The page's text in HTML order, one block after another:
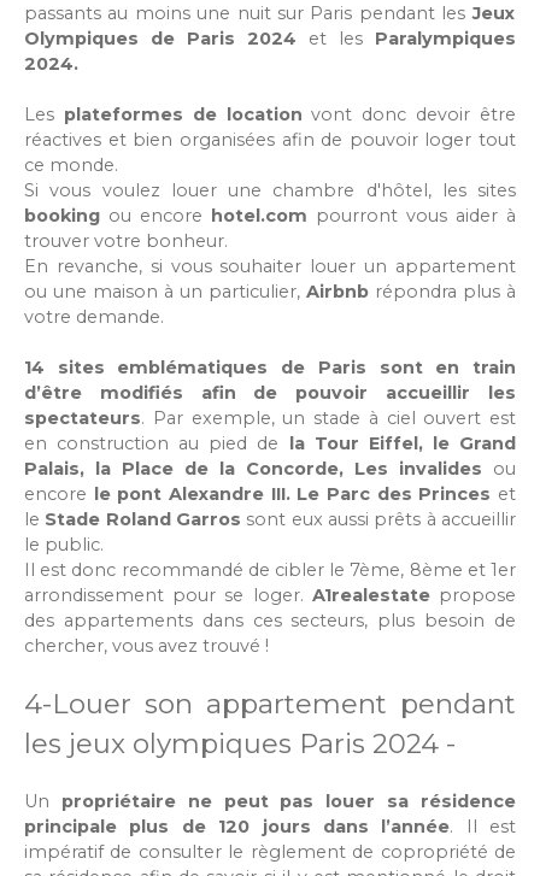
passants au moins une nuit sur Paris pendant les Jeux
Olympiques de Paris 2024 et les Paralympiques
2024.
Les plateformes de location vont donc devoir être
réactives et bien organisées afin de pouvoir loger tout
ce monde.
Si vous voulez louer une chambre d'hôtel, les sites
booking ou encore hotel.com pourront vous aider à
trouver votre bonheur.
En revanche, si vous souhaiter louer un appartement
ou une maison à un particulier, Airbnb répondra plus à
votre demande.
14 sites emblématiques de Paris sont en train
d’être modifiés afin de pouvoir accueillir les
spectateurs. Par exemple, un stade à ciel ouvert est
en construction au pied de la Tour Eiffel, le Grand
Palais, la Place de la Concorde, Les invalides ou
encore
le pont Alexandre III. Le Parc des Princes et
le Stade Roland Garros sont eux aussi prêts à accueillir
le public.
Il est donc recommandé de cibler le 7ème, 8ème et 1er
arrondissement pour se loger. A1realestatepropose
des appartements dans ces secteurs, plus besoin de
chercher, vous avez trouvé !
4-Louer son appartement pendant
les jeux olympiques Paris 2024 -
Un propriétaire ne peut pas louer sa résidence
principale plus de 120 jours dans l’année. Il est
impératif de consulter le règlement de copropriété de